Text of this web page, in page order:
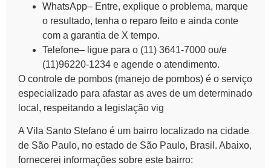
WhatsApp– Entre, explique o problema, marque
o resultado, tenha o reparo feito e ainda conte
com a garantia de X tempo.
Telefone– ligue para o (11) 3641-7000 ou/e
(11)96220-1234 e agende o atendimento.
O controle de pombos (manejo de pombos) é o serviço
especializado para afastar as aves de um determinado
local, respeitando a legislação vig
A Vila Santo Stefano é um bairro localizado na cidade
de São Paulo, no estado de São Paulo, Brasil. Abaixo,
fornecerei informações sobre este bairro: